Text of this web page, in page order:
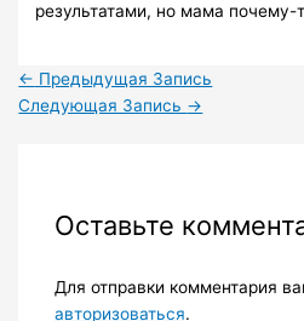
результатами, но мама почему-
← Предыдущая Запись
Следующая Запись →
Оставьте
Для отправки комментария
авторизоваться.